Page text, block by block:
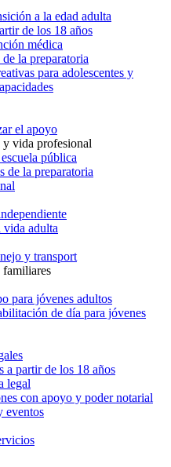
a la edad adulta
de los 18 años
médica
de la preparatoria
para adolescentes y
el apoyo
vida profesional
pública
de la preparatoria
vida adulta
y transport
para jóvenes adultos
de día para jóvenes
a partir de los 18 años
legal
con apoyo y poder notarial
eventos